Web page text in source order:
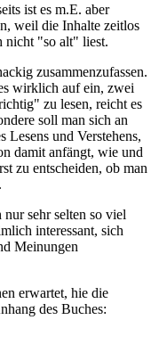
ist es m.E. aber
weil die Inhalte zeitlos
nicht "so alt" liest.
zusammenzufassen.
wirklich auf ein, zwei
zu lesen, reicht es
soll man sich an
Lesens und Verstehens,
damit anfängt, wie und
zu entscheiden, ob man
sehr selten so viel
interessant, sich
Meinungen
erwartet, hie die
des Buches: